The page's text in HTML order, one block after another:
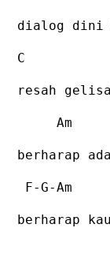
dialog dini
C
resah
Am
berharap
F-G-Am
berharap